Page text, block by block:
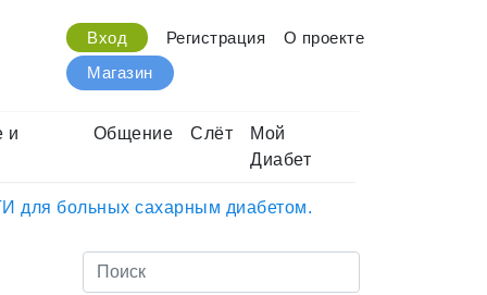
Вход Регистрация
О проекте
Магазин
и
Общение Слёт
Мой
Диабет
больных сахарным диабетом.